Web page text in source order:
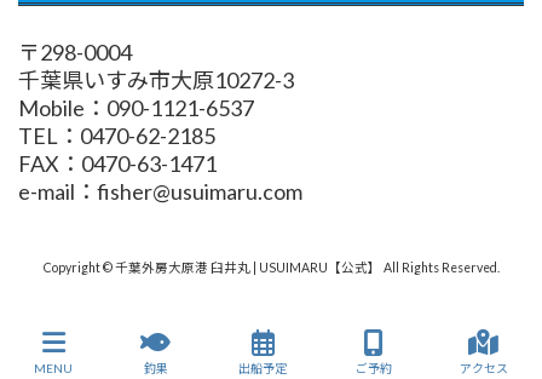
〒298-0004
千葉県いすみ市大原10272-3
Mobile：090-1121-6537
TEL：0470-62-2185
FAX：0470-63-1471
e-mail：fisher@usuimaru.com
Copyright © 千葉外房大原港 臼井丸 | USUIMARU【公式】 All Rights Reserved.
MENU 釣果 出船予定 ご予約 アクセス